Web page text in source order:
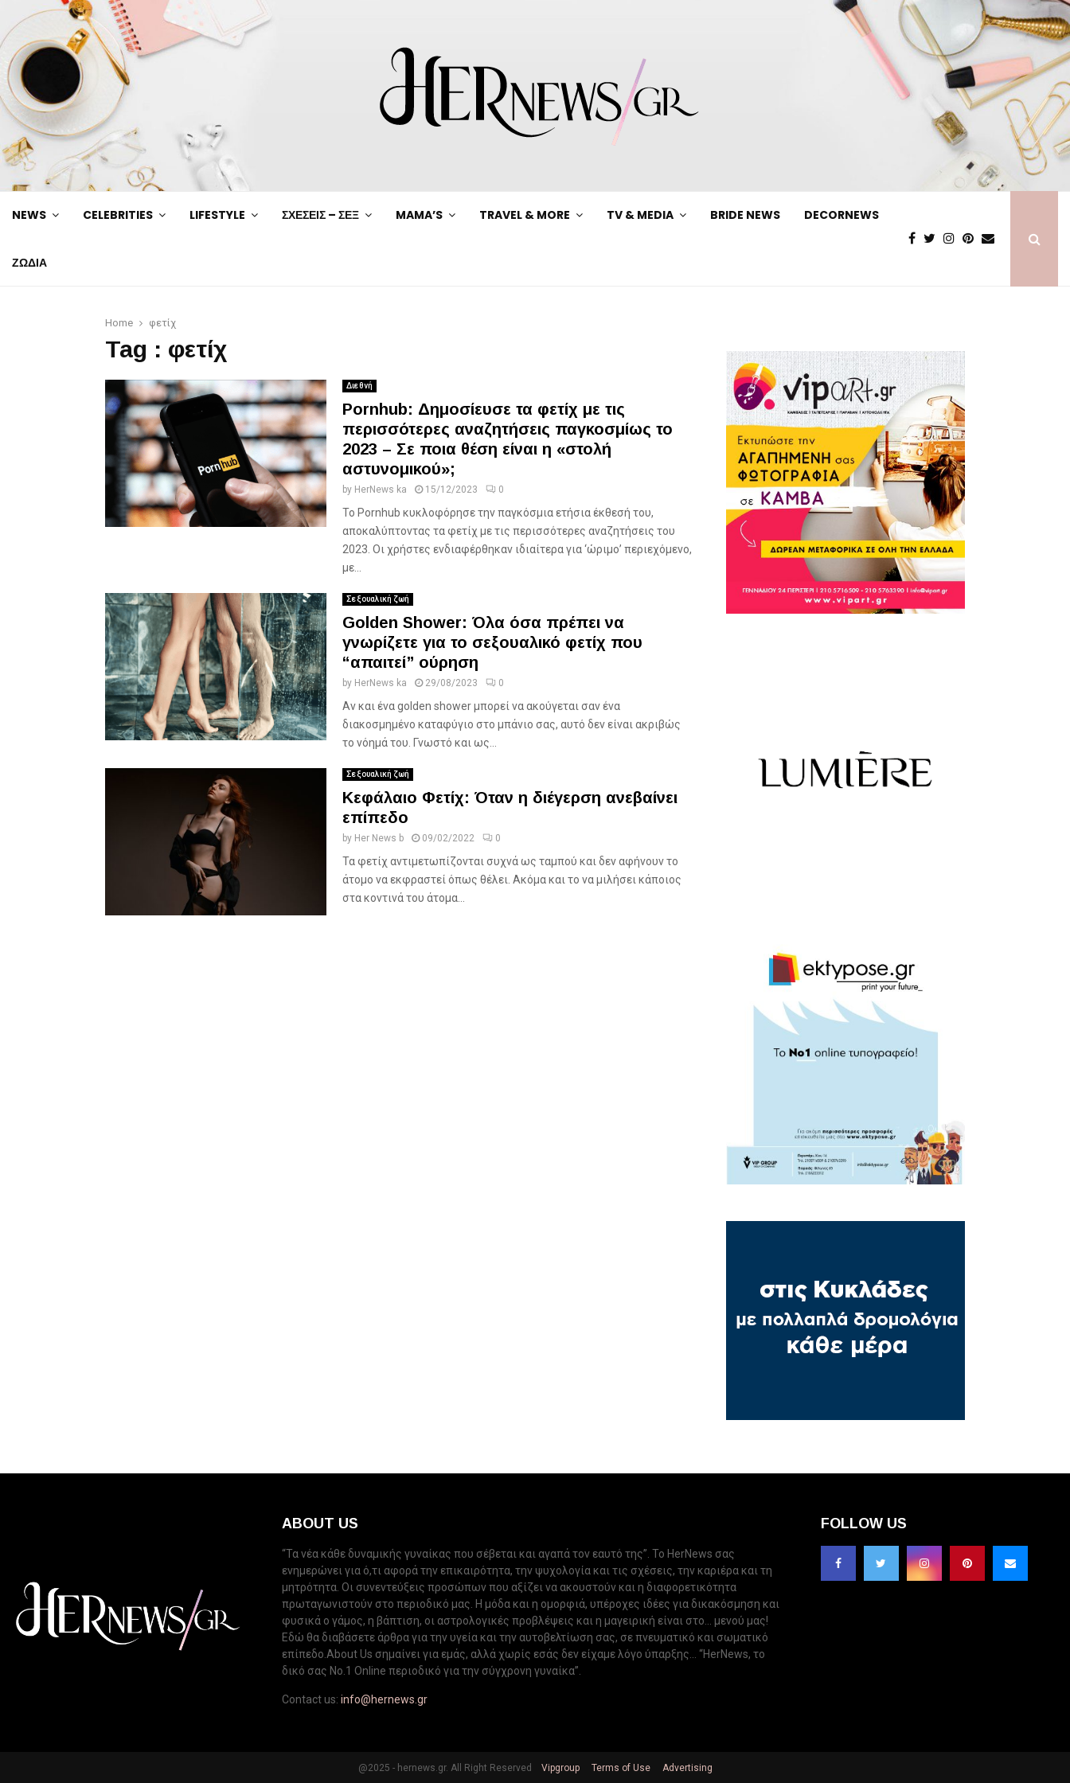
NEWS CELEBRITIES LIFESTYLE ΣΧΕΣΕΙΣ – ΣΕΞ MAMA’S TRAVEL & MORE TV & MEDIA BRIDE NEWS DECORNEWS
ΖΩΔΙΑ
Home φετίχ
Tag : φετίχ
Διεθνή
Pornhub: Δημοσίευσε τα φετίχ με τις
περισσότερες αναζητήσεις παγκοσμίως το
2023 – Σε ποια θέση είναι η «στολή
αστυνομικού»;
by HerNews ka 15/12/2023 0
Το Pornhub κυκλοφόρησε την παγκόσμια ετήσια έκθεσή του,
αποκαλύπτοντας τα φετίχ με τις περισσότερες αναζητήσεις του
2023. Οι χρήστες ενδιαφέρθηκαν ιδιαίτερα για ‘ώριμο’ περιεχόμενο,
με...
Σεξουαλική ζωή
Golden Shower: Όλα όσα πρέπει να
γνωρίζετε για το σεξουαλικό φετίχ που
“απαιτεί” ούρηση
by HerNews ka 29/08/2023 0
Αν και ένα golden shower μπορεί να ακούγεται σαν ένα
διακοσμημένο καταφύγιο στο μπάνιο σας, αυτό δεν είναι ακριβώς
το νόημά του. Γνωστό και ως...
Σεξουαλική ζωή
Κεφάλαιο Φετίχ: Όταν η διέγερση ανεβαίνει
επίπεδο
by Her News b 09/02/2022 0
Τα φετίχ αντιμετωπίζονται συχνά ως ταμπού και δεν αφήνουν το
άτομο να εκφραστεί όπως θέλει. Ακόμα και το να μιλήσει κάποιος
στα κοντινά του άτομα...
ABOUT US
“Τα νέα κάθε δυναμικής γυναίκας που σέβεται και αγαπά τον εαυτό της”. Το HerNews σας
ενημερώνει για ό,τι αφορά την επικαιρότητα, την ψυχολογία και τις σχέσεις, την καριέρα και τη
μητρότητα. Οι συνεντεύξεις προσώπων που αξίζει να ακουστούν και η διαφορετικότητα
πρωταγωνιστούν στο περιοδικό μας. Η μόδα και η ομορφιά, υπέροχες ιδέες για δικακόσμηση και
φυσικά ο γάμος, η βάπτιση, οι αστρολογικές προβλέψεις και η μαγειρική είναι στο... μενού μας!
Εδώ θα διαβάσετε άρθρα για την υγεία και την αυτοβελτίωση σας, σε πνευματικό και σωματικό
επίπεδο.About Us σημαίνει για εμάς, αλλά χωρίς εσάς δεν είχαμε λόγο ύπαρξης... “HerNews, το
δικό σας Νo.1 Online περιοδικό για την σύγχρονη γυναίκα”.
Contact us: info@hernews.gr
FOLLOW US
@2025 - hernews.gr. All Right Reserved Vipgroup Terms of Use Advertising